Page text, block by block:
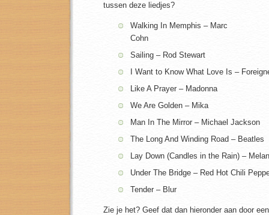
tussen deze liedjes?
Walking In Memphis – Marc
Cohn
Sailing – Rod Stewart
I Want to Know What Love Is –
Like A Prayer – Madonna
We Are Golden – Mika
Man In The Mirror – Michael Jackson
The Long And Winding Road – Beatles
Lay Down (Candles in the Rain) –
Under The Bridge – Red Hot Chili
Tender – Blur
Zie je het? Geef dat dan hieronder aan door